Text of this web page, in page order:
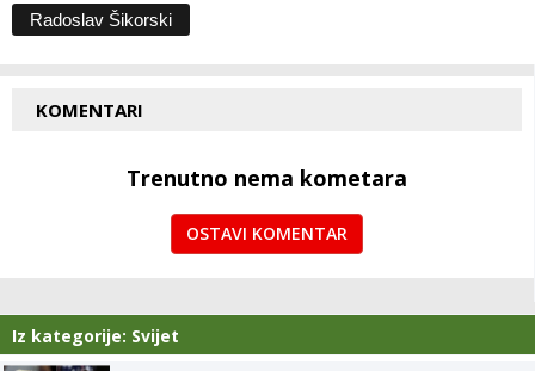
Radoslav Šikorski
KOMENTARI
Trenutno nema kometara
OSTAVI KOMENTAR
Iz kategorije: Svijet